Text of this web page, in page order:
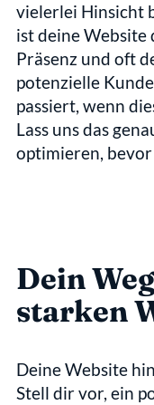
vielerlei Hinsicht
ist deine Website
Präsenz und oft
potenzielle
passiert, wenn
Lass uns das
optimieren, bevor
Dein
starken
Deine Website
Stell dir vor, ein